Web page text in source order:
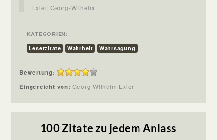
Exler, Georg-Wilhelm
KATEGORIEN:
Leserzitate
Wahrheit Wahrsagung
Bewertung:
Eingereicht von:Georg-Wilhelm Exler